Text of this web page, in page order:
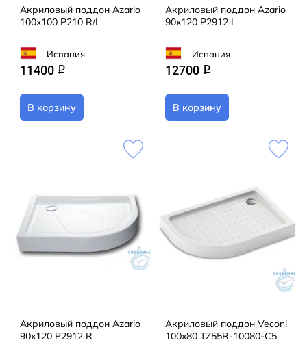
Акриловый поддон Azario
100x100 P210 R/L
Испания
11400 q
В корзину
Акриловый поддон Azario
90x120 P2912 L
Испания
12700 q
В корзину
Акриловый поддон Azario
90x120 P2912 R
Акриловый поддон Veconi
100x80 TZ55R-10080-C5